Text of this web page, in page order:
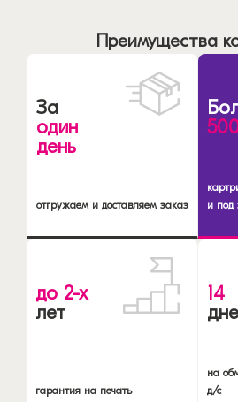
Преимущества
За
один
день
отгружаем и доставляем заказ
и под
до 2-х
лет
гарантия на печать
14
на
д/с